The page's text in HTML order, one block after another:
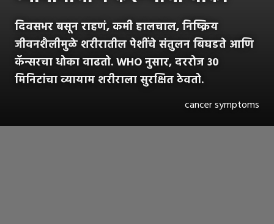
दिवसभर बसून राहणं, कमी हालचाल, निष्क्रिय
जीवनशैलीमुळे शरीरातील पेशींचे संतुलन बिघडते आणि
कॅन्सरचा धोका वाढतो. WHO नुसार, दररोज ३०
मिनिटांचा व्यायाम शरीराला सुरक्षित ठेवतो.
cancer symptoms